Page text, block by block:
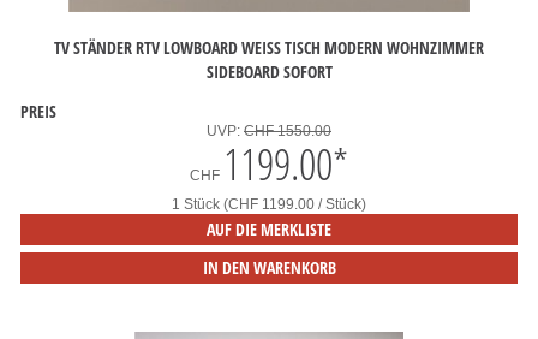
TV STÄNDER RTV LOWBOARD WEISS TISCH MODERN WOHNZIMMER S
IDEBOARD SOFORT
PREIS
UVP: CHF 1550.00
CHF 1199.00*
1 Stück (CHF 1199.00 / Stück)
AUF DIE MERKLISTE
IN DEN WARENKORB